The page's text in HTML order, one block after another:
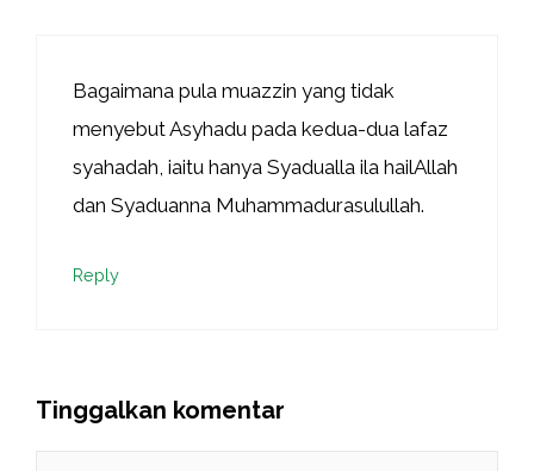
Bagaimana pula muazzin yang tidak
menyebut Asyhadu pada kedua-dua lafaz
syahadah, iaitu hanya Syadualla ila hailAllah
dan Syaduanna Muhammadurasulullah.
Reply
Tinggalkan komentar